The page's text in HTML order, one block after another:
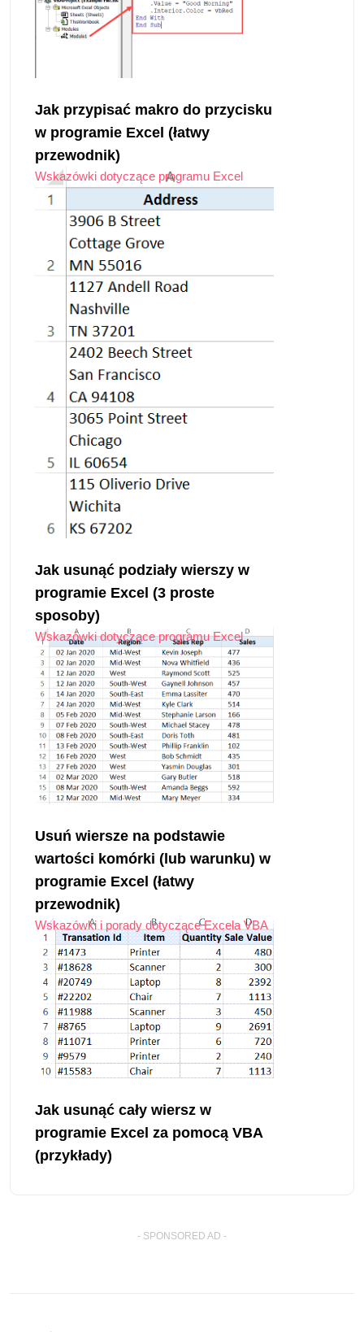
Jak przypisać makro do przycisku
w programie Excel (łatwy
przewodnik)
Wskazówki dotyczące programu Excel
Jak usunąć podziały wierszy w
programie Excel (3 proste
sposoby)
Wskazówki dotyczące programu Excel
Usuń wiersze na podstawie
wartości komórki (lub warunku) w
programie Excel (łatwy
przewodnik)
Wskazówki i porady dotyczące Excela VBA
Jak usunąć cały wiersz w
programie Excel za pomocą VBA
(przykłady)
- SPONSORED AD -